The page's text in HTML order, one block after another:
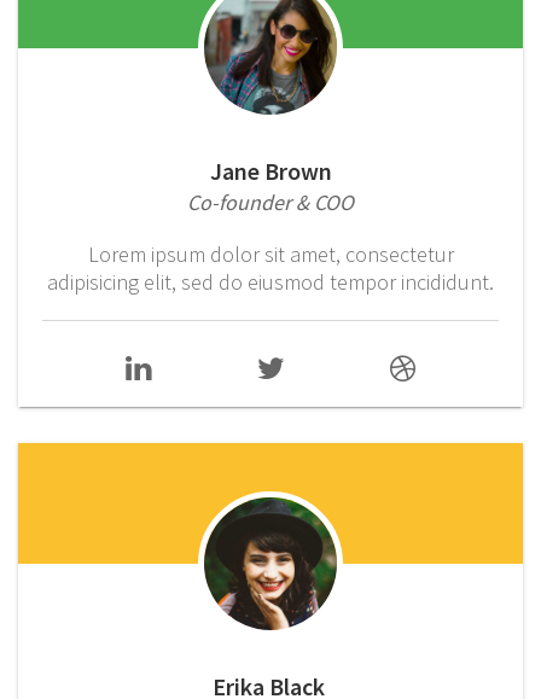
Jane Brown
Co-founder & COO
Lorem ipsum dolor sit amet, consectetur
adipisicing elit, sed do eiusmod tempor incididunt.
Erika Black